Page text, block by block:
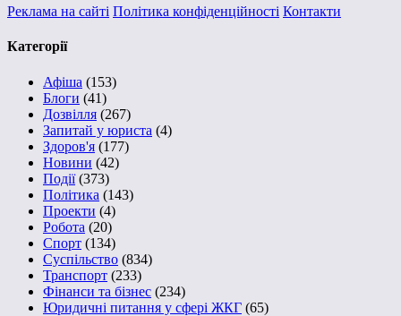
Реклама на сайті Політика конфіденційності Контакти
Категорії
Афіша (153)
Блоги (41)
Дозвілля (267)
Запитай у юриста (4)
Здоров'я (177)
Новини (42)
Події(373)
Політика (143)
Проекти (4)
Робота (20)
Спорт (134)
Суспільство (834)
Транспорт (233)
Фінанси та бізнес (234)
Юридичні питання у сфері ЖКГ (65)